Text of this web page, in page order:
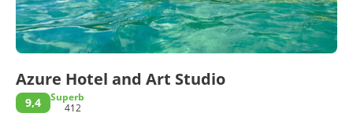
Azure Hotel and Art Studio
9,4
Superb
412